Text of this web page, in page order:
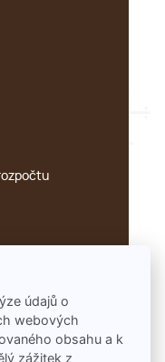
údajů o
webových
obsahu a k
zážitek z